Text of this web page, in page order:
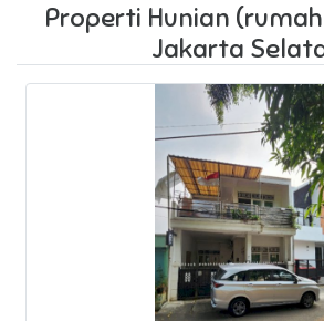
Properti Hunian
Jakarta